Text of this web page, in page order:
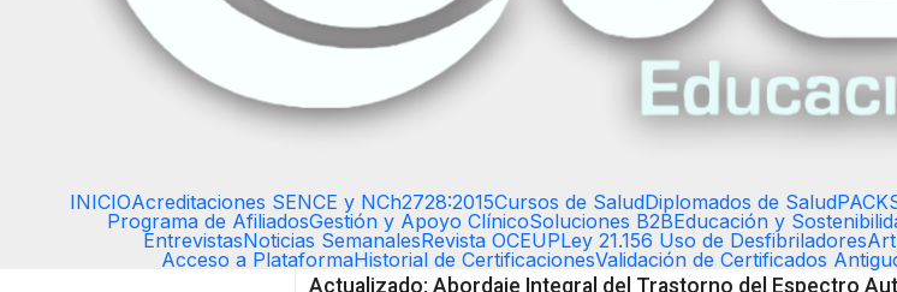
INICIOAcreditaciones SENCE y NCh2728:2015Cursos de SaludDiplomados de Salud
Programa de AfiliadosGestión y Apoyo ClínicoSoluciones B2BEducación y
EntrevistasNoticias SemanalesRevista OCEUPLey 21.156 Uso de Desfibriladores
Acceso a PlataformaHistorial de CertificacionesValidación de Certificados
CATEGORÍAS
PACKS DE AHORRO -89%OFF
Manejo Clínico de Vacunas en Centros de Vacunación
$7.357 CLP$69.990 CLP
-89%OFF
|
Actualizado: Abordaje Integral del Trastorno del Espectro